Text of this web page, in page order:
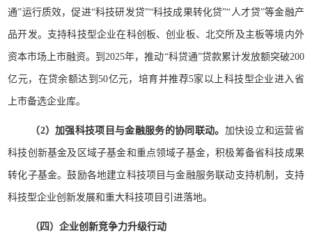
通”运行质效，促进“科技研发贷”“科技成果转化贷”“人才贷”等金融产
品开发。支持科技型企业在科创板、创业板、北交所及主板等境内外
资本市场上市融资。到2025年，推动“科贷通”贷款累计发放额突破200
亿元，在贷余额达到50亿元，培育并推荐5家以上科技型企业进入省
上市备选企业库。
（2）加强科技项目与金融服务的协同联动。 加快设立和运营省
科技创新基金及区域子基金和重点领域子基金，积极筹备省科技成果
转化子基金。鼓励各地建立科技项目与金融服务联动支持机制，支持
科技型企业创新发展和重大科技项目引进落地。
（四）企业创新竞争力升级行动